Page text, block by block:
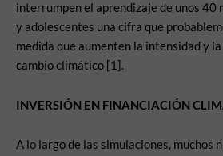
interrumpen el aprendizaje de unos 40
y adolescentes una cifra que
medida que aumenten la intensidad y
cambio climático [1].
INVERSIÓN EN FINANCIACIÓN
A lo largo de las simulaciones, muchos